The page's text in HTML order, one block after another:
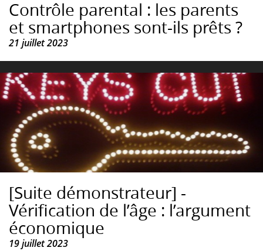
Contrôle parental : les parents
et smartphones sont-ils prêts ?
21 juillet 2023
[Suite démonstrateur] -
Vérification de l’âge : l’argument
économique
19 juillet 2023